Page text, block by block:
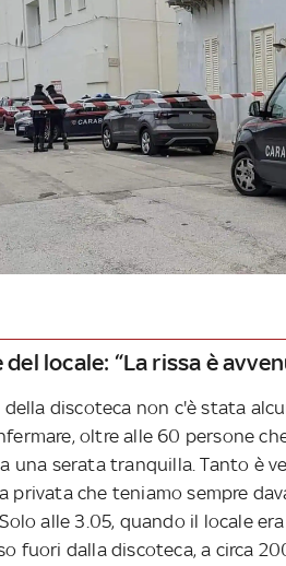
del locale: “La rissa è
discoteca non c'è stata
oltre alle 60 persone
una serata tranquilla. Tanto è
privata che teniamo sempre
alle 3.05, quando il locale
fuori dalla discoteca, a circa